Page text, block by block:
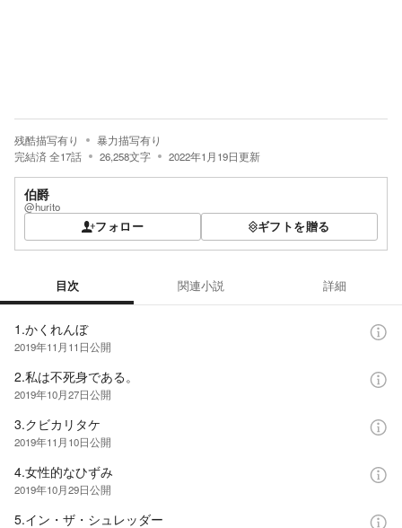
残酷描写有り
暴力描写有り
完結済全17話 26,258文字 2022年1月19日更新
伯爵
@hurito
フォロー ギフトを贈る
目次 関連小説 詳細
1.かくれんぼ
2019年11月11日公開
2.私は不死身である。
2019年10月27日公開
3.クビカリタケ
2019年11月10日公開
4.女性的なひずみ
2019年10月29日公開
5.イン・ザ・シュレッダー